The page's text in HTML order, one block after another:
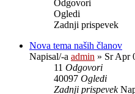
Odgovori
Ogledi
Zadnji prispevek
Nova tema naših članov
Napisal/-a admin » Sr Apr
11 Odgovori
40097 Ogledi
Zadnji prispevek